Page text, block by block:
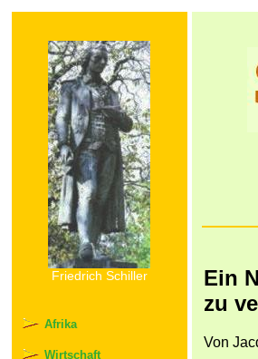
Friedrich Schiller
Afrika
Wirtschaft
Ein
zu
Von